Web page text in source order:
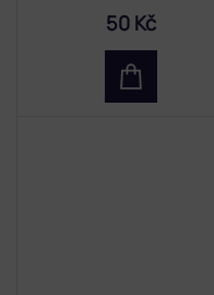
50 Kč